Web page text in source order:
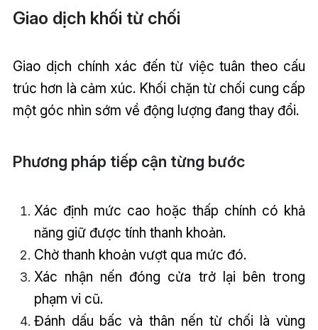
Giao dịch khối từ chối
Giao dịch chính xác đến từ việc tuân theo cấu
trúc hơn là cảm xúc. Khối chặn từ chối cung cấp
một góc nhìn sớm về động lượng đang thay đổi.
Phương pháp tiếp cận từng bước
Xác định mức cao hoặc thấp chính có khả
năng giữ được tính thanh khoản.
Chờ thanh khoản vượt qua mức đó.
Xác nhận nến đóng cửa trở lại bên trong
phạm vi cũ.
Đánh dấu bấc và thân nến từ chối là vùng